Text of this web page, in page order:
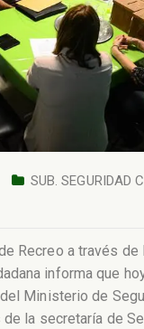
SUB. SEGURIDAD
Recreo a través
informa que
Ministerio de
de la secretaría de